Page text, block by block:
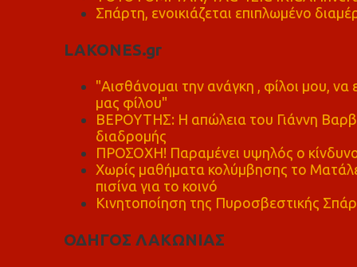
Σπάρτη, ενοικιάζεται επιπλωμένο
LAKONES.gr
"Αισθάνομαι την ανάγκη , φίλοι μου,
μας φίλου"
ΒΕΡΟΥΤΗΣ: Η απώλεια του Γιάννη
διαδρομής
ΠΡΟΣΟΧΗ! Παραμένει υψηλός ο
Χωρίς μαθήματα κολύμβησης το
πισίνα για το κοινό
Κινητοποίηση της Πυροσβεστικής
ΟΔΗΓΟΣ ΛΑΚΩΝΙΑΣ